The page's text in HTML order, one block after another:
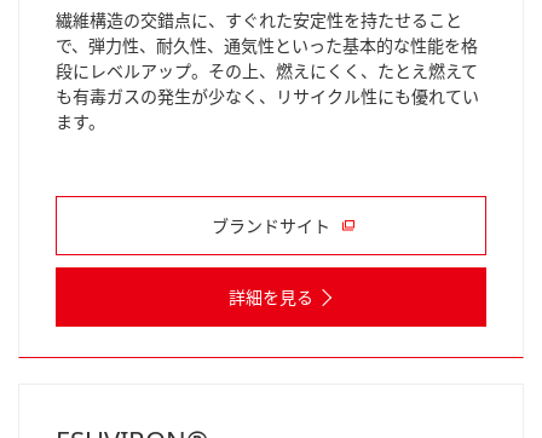
繊維構造の交錯点に、すぐれた安定性を持たせること
で、弾力性、耐久性、通気性といった基本的な性能を格
段にレベルアップ。その上、燃えにくく、たとえ燃えて
も有毒ガスの発生が少なく、リサイクル性にも優れてい
ます。
ブランドサイト
詳細を見る